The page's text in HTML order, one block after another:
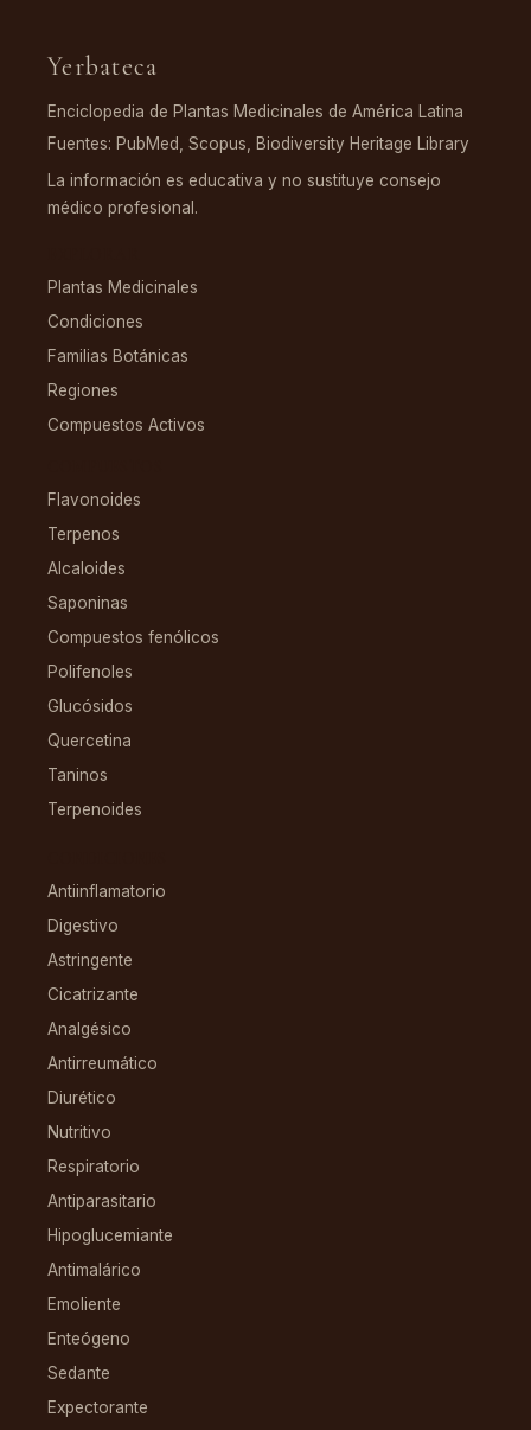
Yerbateca
Enciclopedia de Plantas Medicinales de América Latina
Fuentes: PubMed, Scopus, Biodiversity Heritage Library
La información es educativa y no sustituye consejo
médico profesional.
Plantas Medicinales
Condiciones
Familias Botánicas
Regiones
Compuestos Activos
Flavonoides
Terpenos
Alcaloides
Saponinas
Compuestos fenólicos
Polifenoles
Glucósidos
Quercetina
Taninos
Terpenoides
Antiinflamatorio
Digestivo
Astringente
Cicatrizante
Analgésico
Antirreumático
Diurético
Nutritivo
Respiratorio
Antiparasitario
Hipoglucemiante
Antimalárico
Emoliente
Enteógeno
Sedante
Expectorante